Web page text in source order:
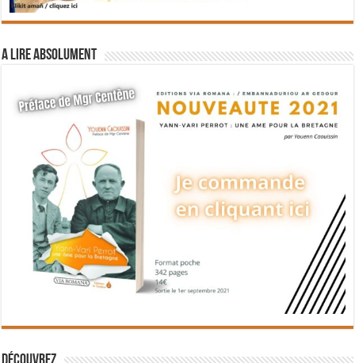
A lire absolument